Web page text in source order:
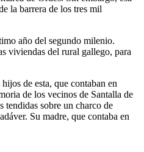
la barrera de los tres mil
año del segundo milenio.
viviendas del rural gallego, para
de esta, que contaban en
de los vecinos de Santalla de
tendidas sobre un charco de
Su madre, que contaba en